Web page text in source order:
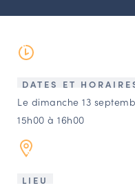
Agenda
Annuaire
DATES ET
Le dimanche 13
15h00 à 16h00
LIEU